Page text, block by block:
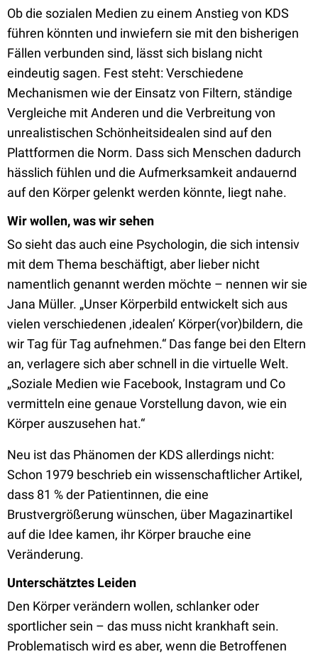
Ob die sozialen Medien zu einem Anstieg von KDS
führen könnten und inwiefern sie mit den bisherigen
Fällen verbunden sind, lässt sich bislang nicht
eindeutig sagen. Fest steht: Verschiedene
Mechanismen wie der Einsatz von Filtern, ständige
Vergleiche mit Anderen und die Verbreitung von
unrealistischen Schönheitsidealen sind auf den
Plattformen die Norm. Dass sich Menschen dadurch
hässlich fühlen und die Aufmerksamkeit andauernd
auf den Körper gelenkt werden könnte, liegt nahe.
Wir wollen, was wir sehen
So sieht das auch eine Psychologin, die sich intensiv
mit dem Thema beschäftigt, aber lieber nicht
namentlich genannt werden möchte – nennen wir sie
Jana Müller. „Unser Körperbild entwickelt sich aus
vielen verschiedenen ‚idealen’ Körper(vor)bildern, die
wir Tag für Tag aufnehmen.“ Das fange bei den Eltern
an, verlagere sich aber schnell in die virtuelle Welt.
„Soziale Medien wie Facebook, Instagram und Co
vermitteln eine genaue Vorstellung davon, wie ein
Körper auszusehen hat.“
Neu ist das Phänomen der KDS allerdings nicht:
Schon 1979 beschrieb ein wissenschaftlicher Artikel,
dass 81 % der Patientinnen, die eine
Brustvergrößerung wünschen, über Magazinartikel
auf die Idee kamen, ihr Körper brauche eine
Veränderung.
Unterschätztes Leiden
Den Körper verändern wollen, schlanker oder
sportlicher sein – das muss nicht krankhaft sein.
Problematisch wird es aber, wenn die Betroffenen